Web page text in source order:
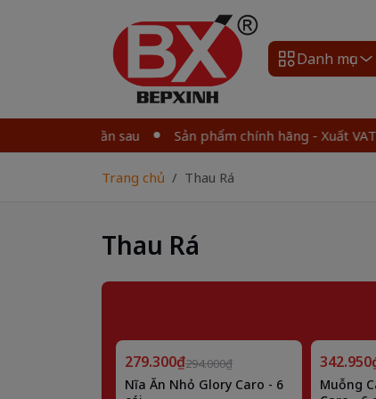
Danh mục
Sản phẩm chính hãng - Xuất VAT
Trang chủ Thau Rá
Thau Rá
Giảm5%
279.300₫294.000₫
Nĩa Ăn Nhỏ Glory Caro - 6
Giảm5%
Muỗng